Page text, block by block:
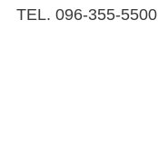
TEL. 096-355-5500